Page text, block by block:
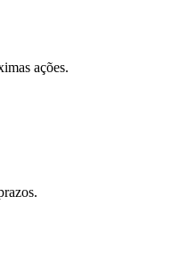
ações.